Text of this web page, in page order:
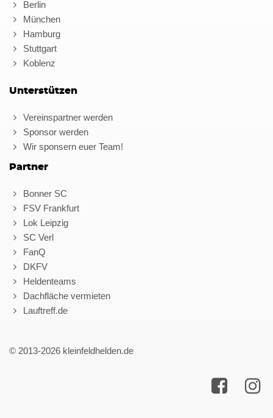
Berlin
München
Hamburg
Stuttgart
Koblenz
Unterstützen
Vereinspartner werden
Sponsor werden
Wir sponsern euer Team!
Partner
Bonner SC
FSV Frankfurt
Lok Leipzig
SC Verl
FanQ
DKFV
Heldenteams
Dachfläche vermieten
Lauftreff.de
© 2013-2026 kleinfeldhelden.de